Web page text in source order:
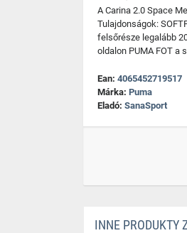
A Carina 2.0 Space
Tulajdonságok:
felsőrésze legalább
oldalon PUMA FOT a
Ean: 4065452719517
Márka: Puma
Eladó: SanaSport
INNE PRODUKTY